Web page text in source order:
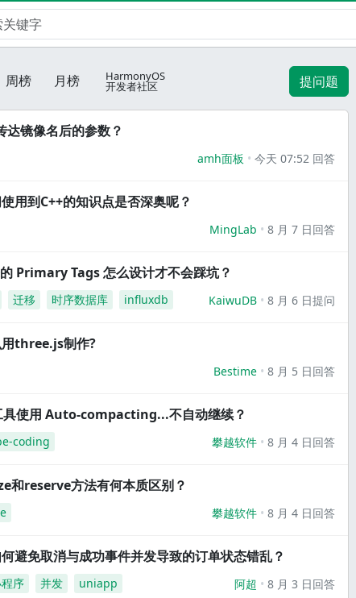
周榜 月榜 HarmonyOS
开发者社区 提问题
镜像名后的参数？
amh面板 今天 07:52 回答
用到C++的知识点是否深奥呢？
MingLab 8 月 7 日回答
Primary Tags 怎么设计才不会踩坑？
迁移 时序数据库 influxdb KaiwuDB 8 月 6 日提问
用three.js制作?
Bestime 8 月 5 日回答
使用 Auto-compacting...不自动继续？
coding 攀越软件 8 月 4 日回答
和reserve方法有何本质区别？
攀越软件 8 月 4 日回答
避免取消与成功事件并发导致的订单状态错乱？
序 并发 uniapp 阿超 8 月 3 日回答